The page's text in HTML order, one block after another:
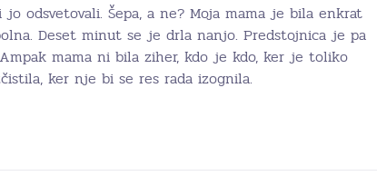
odsvetovali. Šepa, a ne? Moja mama je bila enkrat
Deset minut se je drla nanjo. Predstojnica je pa
mama ni bila ziher, kdo je kdo, ker je toliko
ker nje bi se res rada izognila.